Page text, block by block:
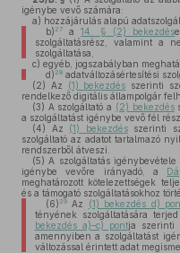
igénybe vevő számára:
a) hozzájárulás alapú
b) 27a14. § (2) bekezdés
szolgáltatásrész, valamint a
szolgáltatása,
c) egyéb, jogszabályban
d) 28adatváltozásértesítési
(2) Az (1) bekezdés szerinti
rendelkező digitális állampolgár
(3) A szolgáltató a (2) bekezdés
a szolgáltatást igénybe vevő fél
(4) Az (1) bekezdésszerinti
szolgáltató az adatot tartalmazó
rendszerből átveszi.
(5) A szolgáltatás
igénybe vevőre irányadó, a
meghatározott kötelezettségek
és a támogató szolgáltatásokhoz
(6) 29Az (1) bekezdés d)
tényének szolgáltatására
bekezdés a)–c) pontja szerinti
amennyiben a szolgáltatást
változással érintett adat